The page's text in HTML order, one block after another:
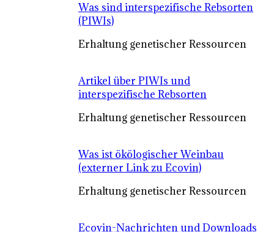
Was sind interspezifische Rebsorten
(PIWIs)
Erhaltung genetischer Ressourcen
Artikel über PIWIs und
interspezifische Rebsorten
Erhaltung genetischer Ressourcen
Was ist ökölogischer Weinbau
(externer Link zu Ecovin)
Erhaltung genetischer Ressourcen
Ecovin-Nachrichten und Downloads